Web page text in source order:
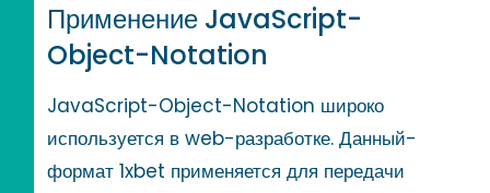
Применение JavaScript-
Object-Notation
JavaScript-Object-Notation широко
используется в web-разработке. Данный-
формат 1xbet применяется для передачи